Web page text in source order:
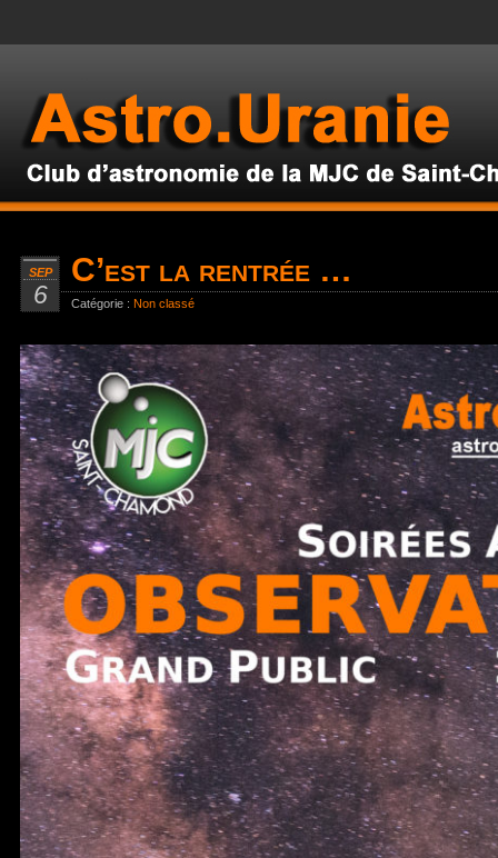
SEP
6
C’est la rentrée …
Catégorie : Non classé